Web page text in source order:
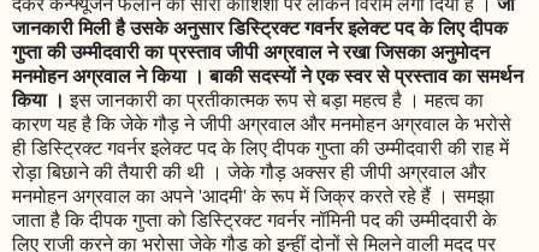
जानकारी मिली है उसके अनुसार डिस्ट्रिक्ट गवर्नर इलेक्ट पद के लिए दीपक
गुप्ता की उम्मीदवारी का प्रस्ताव जीपी अग्रवाल ने रखा जिसका अनुमोदन
मनमोहन अग्रवाल ने किया । बाकी सदस्यों ने एक स्वर से प्रस्ताव का समर्थन
किया । इस जानकारी का प्रतीकात्मक रूप से बड़ा महत्व है । महत्व का
कारण यह है कि जेके गौड़ ने जीपी अग्रवाल और मनमोहन अग्रवाल के भरोसे
ही डिस्ट्रिक्ट गवर्नर इलेक्ट पद के लिए दीपक गुप्ता की उम्मीदवारी की राह में
रोड़ा बिछाने की तैयारी की थी । जेके गौड़ अक्सर ही जीपी अग्रवाल और
मनमोहन अग्रवाल का अपने 'आदमी' के रूप में जिक्र करते रहे हैं । समझा
जाता है कि दीपक गुप्ता को डिस्ट्रिक्ट गवर्नर नॉमिनी पद की उम्मीदवारी के
लिए राजी करने का भरोसा जेके गौड़ को इन्हीं दोनों से मिलने वाली मदद पर